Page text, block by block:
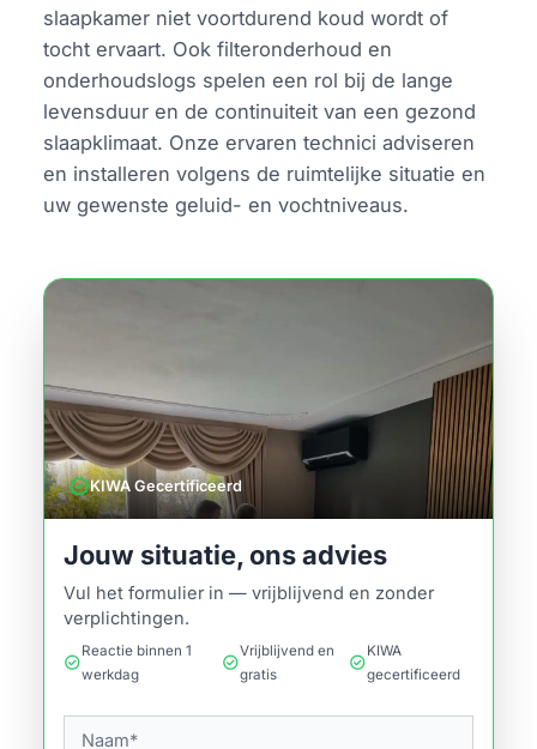
slaapkamer niet voortdurend koud wordt of
tocht ervaart. Ook filteronderhoud en
onderhoudslogs spelen een rol bij de lange
levensduur en de continuiteit van een gezond
slaapklimaat. Onze ervaren technici adviseren
en installeren volgens de ruimtelijke situatie en
uw gewenste geluid- en vochtniveaus.
verifiedKIWA Gecertificeerd
Jouw situatie, ons advies
Vul het formulier in — vrijblijvend en zonder
verplichtingen.
check_circle
Reactie binnen 1
werkdag
check_circle
Vrijblijvend en
gratis
check_circle
KIWA
gecertificeerd